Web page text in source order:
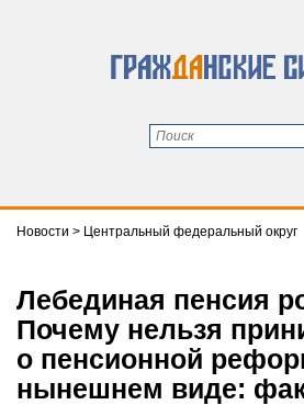
Новости > Центральный федеральный округ
Лебединая пенсия
Почему нельзя
о пенсионной
нынешнем виде: